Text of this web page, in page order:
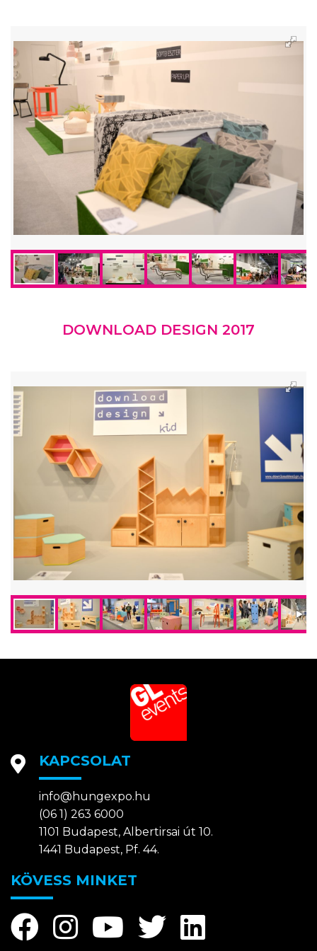
DOWNLOAD DESIGN 2017
KAPCSOLAT
info@hungexpo.hu
(06 1) 263 6000
1101 Budapest, Albertirsai út 10.
1441 Budapest, Pf. 44.
KÖVESS MINKET